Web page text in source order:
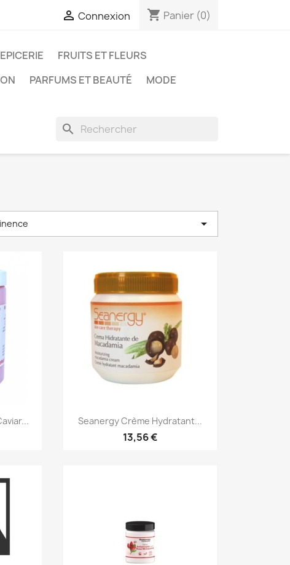
 Connexion shopping_cart Panier (0)
EPICERIE
FRUITS ET FLEURS
PARFUMS ET BEAUTÉ
MODE
search

Aperçu rapide
Seanergy Crème Hydratant...
13,56 €